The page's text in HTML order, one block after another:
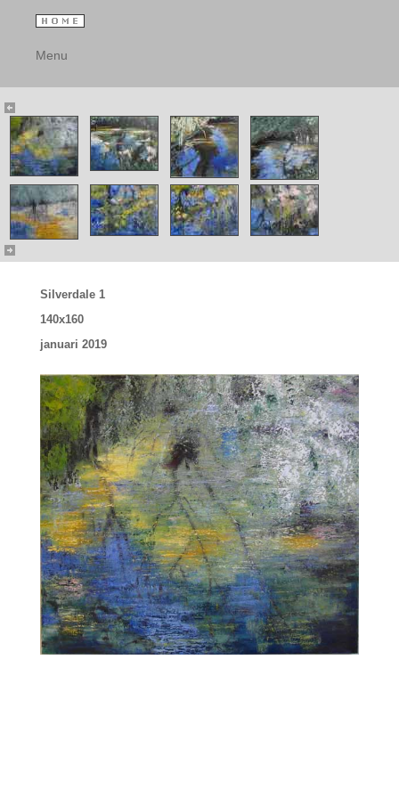
Menu
Silverdale 1
140x160
januari 2019